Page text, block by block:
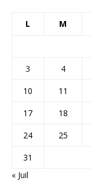
L M
3
4
10
11
17
18
24
25
31
« Juil